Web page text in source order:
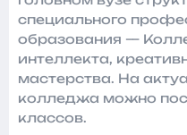
специального
образования —
интеллекта,
мастерства. На
колледжа можно
классов.